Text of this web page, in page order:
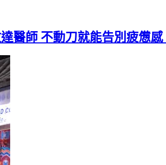
醫師 不動刀就能告別疲憊感